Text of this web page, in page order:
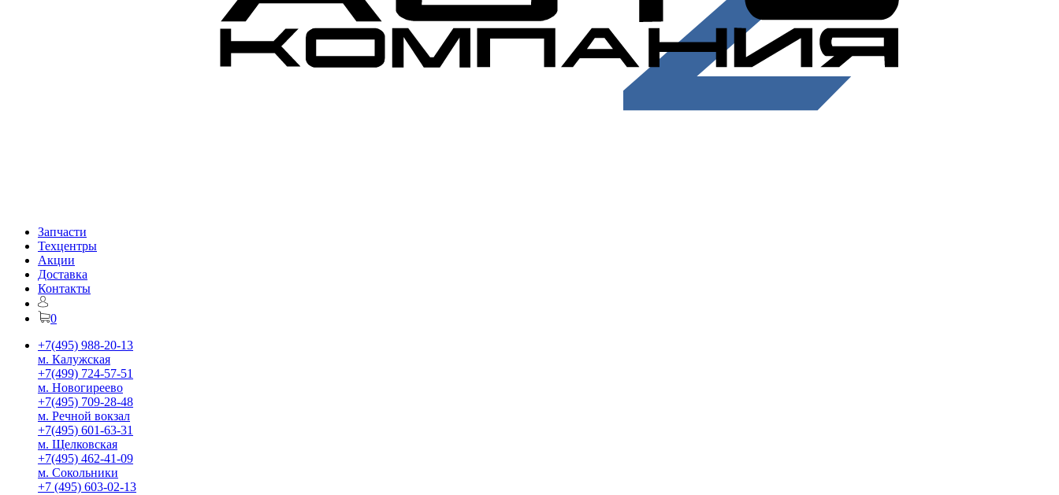
Запчасти
Техцентры
Акции
Доставка
Контакты
0
+7(495) 988-20-13
м. Калужская
+7(499) 724-57-51
м. Новогиреево
+7(495) 709-28-48
м. Речной вокзал
+7(495) 601-63-31
м. Щелковская
+7(495) 462-41-09
м. Сокольники
+7 (495) 603-02-13